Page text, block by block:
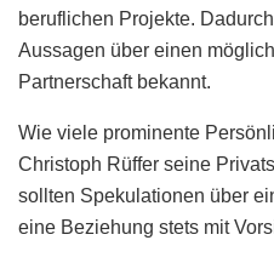
beruflichen Projekte.
Aussagen über einen
Partnerschaft bekannt.
Wie viele prominente
Christoph Rüffer seine
sollten Spekulationen über
eine Beziehung stets mit